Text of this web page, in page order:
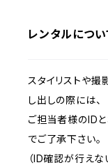
レンタルについ
スタイリストや
し出しの際には、
ご担当者様のID
でご了承下さい。
（ID確認が行え